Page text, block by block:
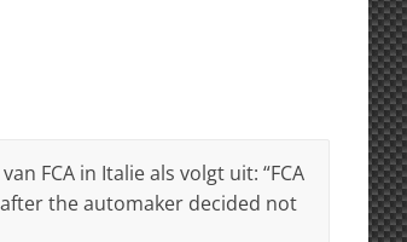
FCA in Italie als volgt uit: “FCA
the automaker decided not